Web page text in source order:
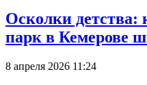
Осколки детства:
парк в Кемерове
8 апреля 2026 11:24